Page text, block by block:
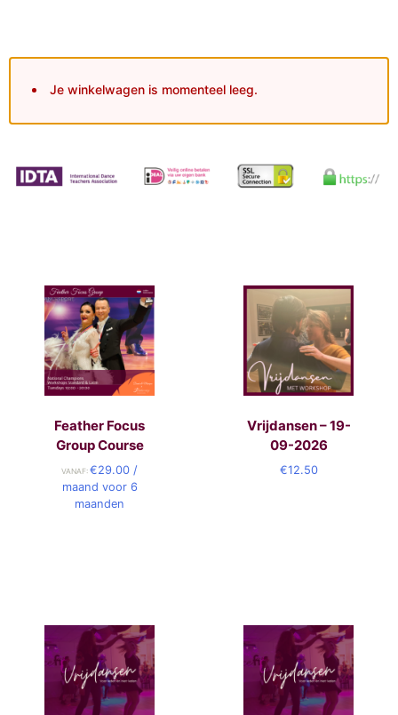
Je winkelwagen is momenteel leeg.
Feather Focus
Group Course
VANAF: €29.00 /
maand voor 6
maanden
Vrijdansen – 19-
09-2026
€12.50